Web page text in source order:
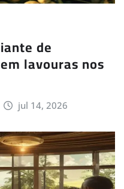
de
lavouras nos
jul 14, 2026